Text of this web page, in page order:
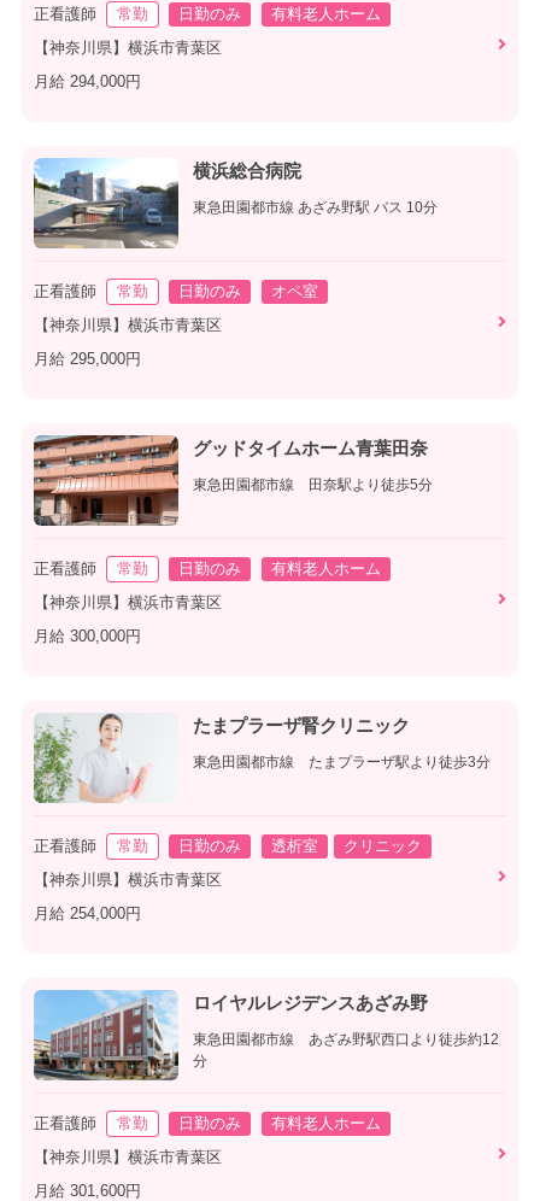
正看護師 常勤 日勤のみ
有料老人ホーム
【神奈川県】横浜市青葉区
月給 294,000円
横浜総合病院
東急田園都市線 あざみ野駅 バス 10分
正看護師 常勤 日勤のみ
オペ室
【神奈川県】横浜市青葉区
月給 295,000円
グッドタイムホーム青葉田奈
東急田園都市線 田奈駅より徒歩5分
正看護師 常勤 日勤のみ
有料老人ホーム
【神奈川県】横浜市青葉区
月給 300,000円
たまプラーザ腎クリニック
東急田園都市線 たまプラーザ駅より徒歩3分
正看護師 常勤 日勤のみ 透析室
クリニック
【神奈川県】横浜市青葉区
月給 254,000円
ロイヤルレジデンスあざみ野
東急田園都市線 あざみ野駅西口より徒歩約12
分
正看護師 常勤 日勤のみ
有料老人ホーム
【神奈川県】横浜市青葉区
月給 301,600円